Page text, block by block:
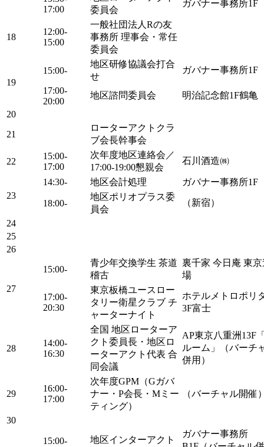
17:00
委員会
ガバナー事務所1F
18
12:00-
15:00
一般社団法人Rの友
事務所 理事会・常任
委員会
19
15:00-
地区研修協議会打合
せ
ガバナー事務所1F
17:00-
20:00
地区諮問委員会
明治記念館1F鶴亀
20
21
ローターアクトクラ
ブ会長幹事会
22
15:00-
17:00
次年度地区連絡会／
17:00-19:00懇親会
石川酒造㈱
23
14:30- 地区会計処理 ガバナー事務所1F
18:00-
地区ポリオプラス委
員会
（新宿）
24
25
26
27
15:00-
青少年交換学生 茶道
稽古
裏千家 今日庵 東京
場
17:00-
20:30
東京板橋ユースロー
タリー衛星クラブ チ
ャーターナイト
ホテルメトロポリ
3F富士
28
14:00-
16:30
全国 地区ローターア
クト委員長・地区ロ
ーターアクト代表 合
同会議
AP東京八重洲13F
ルーム」（バーチ
併用）
29
16:00-
17:00
次年度GPM（Gガバ
ナー・P会長・Mミー
ティング）
（バーチャル開催
30
15:00-
地区インターアクト
ガバナー事務所